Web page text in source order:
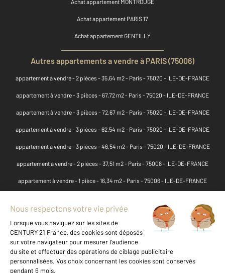
Achat appartement PARIS 17
Achat appartement GENTILLY
Autres appartements a vendre à PARIS (75006)
appartement à vendre - 2 pièces - 35,64 m2 - Paris - 75020 - ILE-DE-FRANCE
appartement à vendre - 3 pièces - 67,72 m2 - Paris - 75020 - ILE-DE-FRANCE
appartement à vendre - 3 pièces - 72,67 m2 - Paris - 75020 - ILE-DE-FRANCE
appartement à vendre - 3 pièces - 62,54 m2 - Paris - 75020 - ILE-DE-FRANCE
appartement à vendre - 3 pièces - 46,54 m2 - Paris - 75020 - ILE-DE-FRANCE
appartement à vendre - 2 pièces - 37,51 m2 - Paris - 75008 - ILE-DE-FRANCE
appartement à vendre - 1 pièce - 16,34 m2 - Paris - 75006 - ILE-DE-FRANCE
appartement à vendre - 4 pièces - 101,43 m2 - Paris - 75006 - ILE-DE-FRANCE
appartement à vendre - 2 pièces - 32 m2 - Paris - 75018 - ILE-DE-FRANCE
appartement à vendre - 2 pièces - 26 m2 - Paris - 75018 - ILE-DE-FRANCE
appartement à vendre - 3 pièces - 53 m2 - Paris - 75018 - ILE-DE-FRANCE